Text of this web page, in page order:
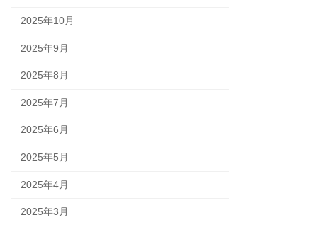
2025年10月
2025年9月
2025年8月
2025年7月
2025年6月
2025年5月
2025年4月
2025年3月